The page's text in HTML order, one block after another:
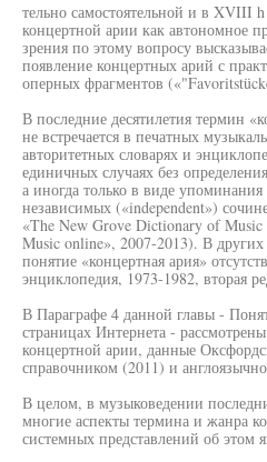
тельно самостоятельной и в XVIII
концертной арии как автономное
зрения по этому вопросу
появление концертных арий с
оперных фрагментов
В последние десятилетия термин
не встречается в печатных
авторитетных словарях и
единичных случаях без
а иногда только в виде
независимых («independent»)
«The New Grove Dictionary of
Music online», 2007-2013). В
понятие «концертная ария»
энциклопедия, 1973-1982, вторая
В Параграфе 4 данной главы -
страницах Интернета -
концертной арии, данные
справочником (2011) и
В целом, в музыковедении
многие аспекты термина и жанра
системных представлений об этом